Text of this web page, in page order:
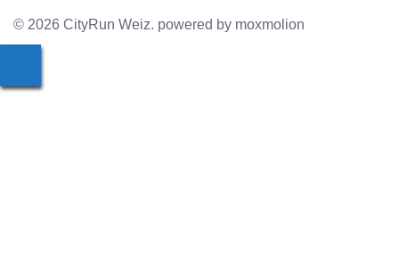
© 2026 CityRun Weiz. powered by moxmolion